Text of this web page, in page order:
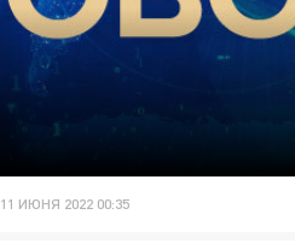
11 ИЮНЯ 2022 00:35